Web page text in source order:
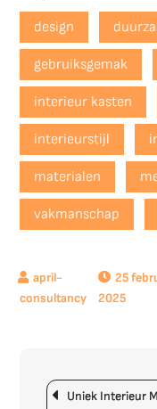
design
gebruiksgemak
interieur kasten
interieurstijl
materialen
vakmanschap
25
2025
Uniek Interieur